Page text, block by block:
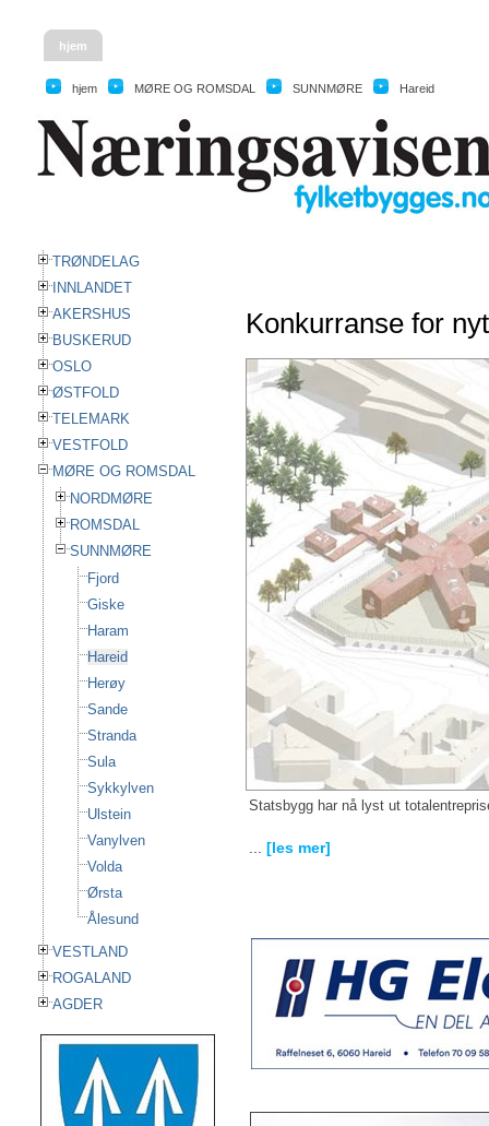
hjem
hjem MØRE OG ROMSDAL SUNNMØRE Hareid
TRØNDELAG
INNLANDET
AKERSHUS
BUSKERUD
OSLO
ØSTFOLD
TELEMARK
VESTFOLD
MØRE OG ROMSDAL
NORDMØRE
ROMSDAL
SUNNMØRE
Fjord
Giske
Haram
Hareid
Herøy
Sande
Stranda
Sula
Sykkylven
Ulstein
Vanylven
Volda
Ørsta
Ålesund
VESTLAND
ROGALAND
AGDER
Konkurranse for
Statsbygg har nå lyst ut
[les mer]